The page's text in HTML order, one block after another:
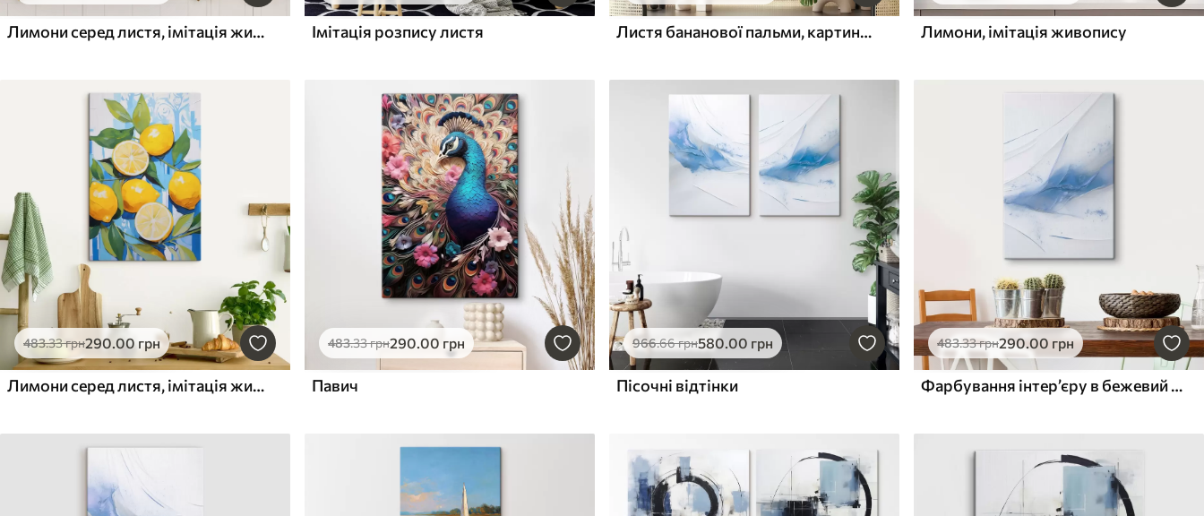
Лимони серед листя, імітація живопису Імітація розпису листя Листя бананової пальми, картина в стилі імітації Лимони, імітація живопису
483.33грн290.00 грн
Лимони серед листя, імітація живопису
483.33грн290.00 грн
Павич
966.66грн580.00 грн
Пісочні відтінки
483.33грн290.00 грн
Фарбування інтер’єру в бежевий колір